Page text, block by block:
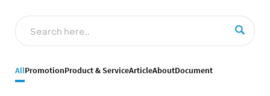
AllPromotionProduct & ServiceArticleAboutDocument